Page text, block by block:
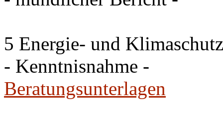
5 Energie- und
- Kenntnisnahme -
Beratungsunterlagen